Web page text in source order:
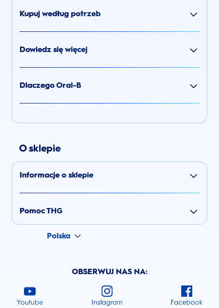
Kupuj według potrzeb
Dowiedz się więcej
Dlaczego Oral-B
O sklepie
Informacje o sklepie
Pomoc THG
Polska
OBSERWUJ NAS NA:
Youtube Instagram Facebook